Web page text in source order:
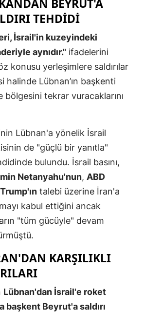
Gümüşhane
Hakkari
Hatay
Mersin
İzmir
Kars
Kırklareli
Kocaeli
BEYRUT'A
TEHDİDİ
İsrail'in kuzeyindeki
aynıdır." ifadelerini
konusu yerleşimlere saldırılar
halinde Lübnan’ın başkenti
bölgesini tekrar vuracaklarını
Lübnan'a yönelik İsrail
de "güçlü bir yanıtla"
bulundu. İsrail basını,
Netanyahu'nun, ABD
talebi üzerine İran'a
kabul ettiğini ancak
"tüm gücüyle" devam
KARŞILIKLI
Lübnan'dan İsrail'e roket
başkent Beyrut'a saldırı